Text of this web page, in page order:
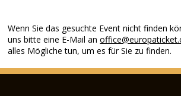
Wenn Sie das gesuchte Event nicht finden
uns bitte eine E-Mail an
alles Mögliche tun, um es für Sie zu finden.